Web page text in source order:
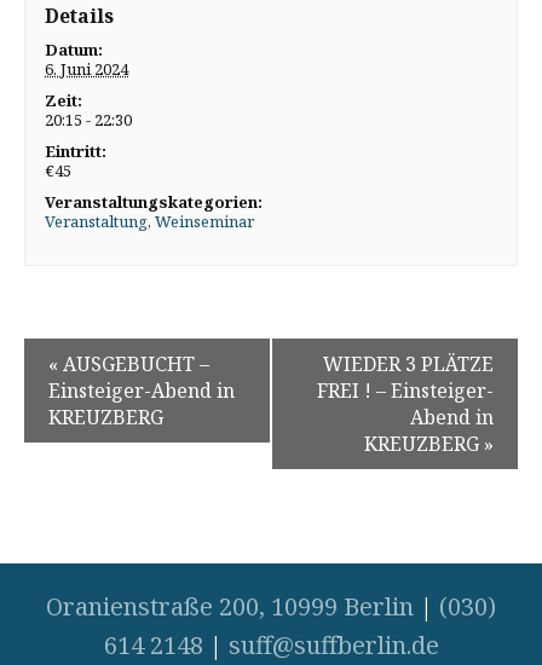
Details
Datum:
6. Juni 2024
Zeit:
20:15 - 22:30
Eintritt:
€45
Veranstaltungskategorien:
Veranstaltung,Weinseminar
« AUSGEBUCHT –
Einsteiger-Abend in
KREUZBERG
WIEDER 3 PLÄTZE
FREI ! – Einsteiger-
Abend in
KREUZBERG »
Oranienstraße 200, 10999 Berlin | (030)
614 2148 | suff@suffberlin.de